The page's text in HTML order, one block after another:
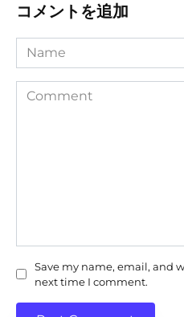
コメントを追加
Name
Comment
Save my name, email, and
next time I comment.